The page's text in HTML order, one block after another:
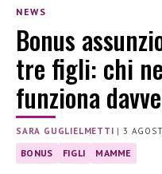
NEWS
Bonus
tre figli: chi
funziona
SARA GUGLIELMETTI |3
BONUS FIGLI MAMME